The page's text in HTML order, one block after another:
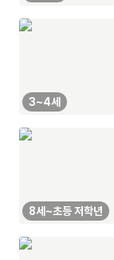
3~4세
8세~초등 저학년